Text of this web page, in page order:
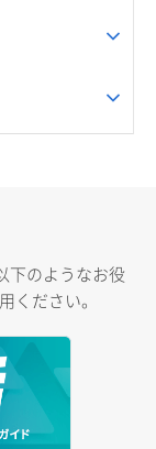
下のようなお役
ください。